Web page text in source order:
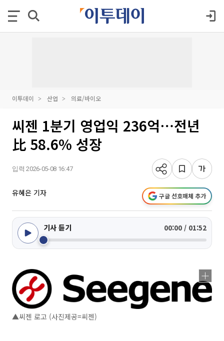
이투데이 산업 의료/바이오
씨젠 1분기 영업익 236억⋯전년
比 58.6% 성장
입력 2026-05-08 16:47
유혜은 기자 구글 선호매체 추가
기사 듣기 00:00 / 01:52
▲씨젠 로고 (사진제공=씨젠)